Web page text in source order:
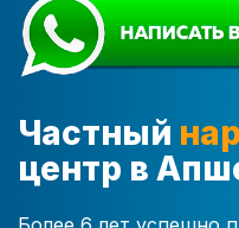
Частный
центр в